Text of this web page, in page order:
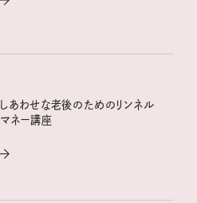
しあわせな老後のためのリンネル
マネー講座